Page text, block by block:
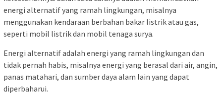
energi alternatif yang ramah lingkungan, misalnya
menggunakan kendaraan berbahan bakar listrik atau gas,
seperti mobil listrik dan mobil tenaga surya.
Energi alternatif adalah energi yang ramah lingkungan dan
tidak pernah habis, misalnya energi yang berasal dari air, angin,
panas matahari, dan sumber daya alam lain yang dapat
diperbaharui.